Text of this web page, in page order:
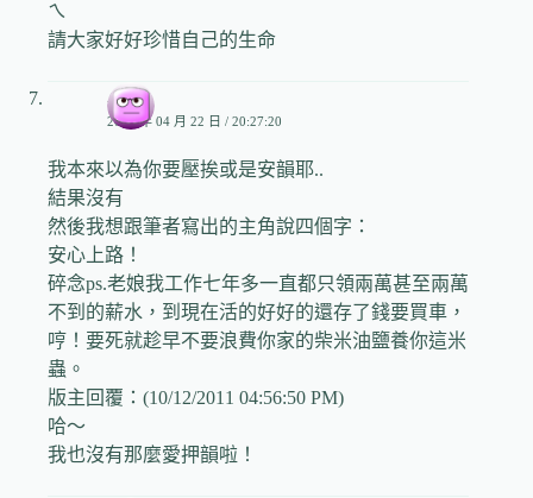
ㄟ
請大家好好珍惜自己的生命
小兒
2009 年 04 月 22 日 / 20:27:20
我本來以為你要壓挨或是安韻耶..
結果沒有
然後我想跟筆者寫出的主角說四個字：
安心上路！
碎念ps.老娘我工作七年多一直都只領兩萬甚至兩萬
不到的薪水，到現在活的好好的還存了錢要買車，
哼！要死就趁早不要浪費你家的柴米油鹽養你這米
蟲。
版主回覆：(10/12/2011 04:56:50 PM)
哈～
我也沒有那麼愛押韻啦！